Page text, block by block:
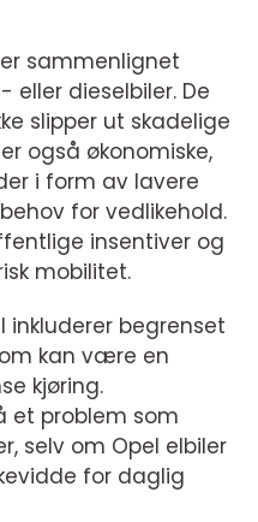
sammenlignet
eller dieselbiler. De
slipper ut skadelige
også økonomiske,
i form av lavere
for vedlikehold.
insentiver og
mobilitet.
inkluderer begrenset
kan være en
kjøring.
et problem som
selv om Opel elbiler
for daglig